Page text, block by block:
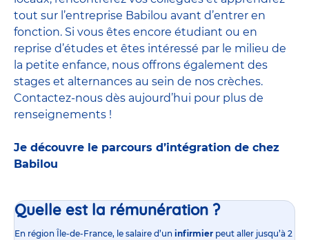
tout sur l’entreprise Babilou avant d’entrer en
fonction. Si vous êtes encore étudiant ou en
reprise d’études et êtes intéressé par le milieu de
la petite enfance, nous offrons également des
stages et alternances au sein de nos crèches.
Contactez-nous dès aujourd’hui pour plus de
renseignements !
Je découvre le parcours d’intégration de chez
Babilou
Quelle est la rémunération ?
En région Île-de-France, le salaire d’un infirmier peut aller jusqu’à 2